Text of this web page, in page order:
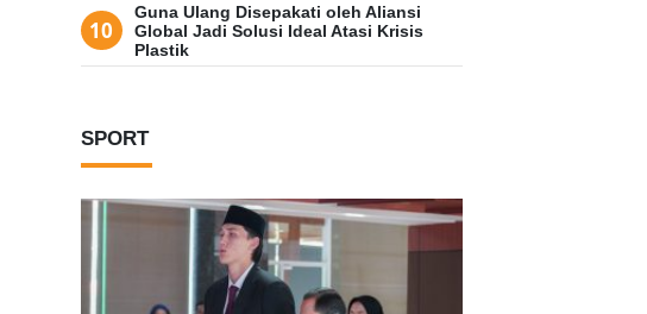
Guna Ulang Disepakati oleh Aliansi
Global Jadi Solusi Ideal Atasi Krisis
Plastik
SPORT